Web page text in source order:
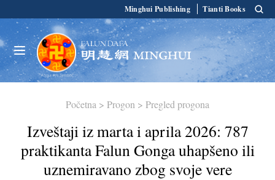
Minghui Publishing Tianti Books
Početna > Progon > Pregled progona
Izveštaji iz marta i aprila 2026: 787
praktikanta Falun Gonga uhapšeno ili
uznemiravano zbog svoje vere